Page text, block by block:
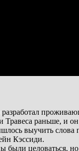
разработал
раньше, и
выучить слова
Кэссиди.
целоваться, но